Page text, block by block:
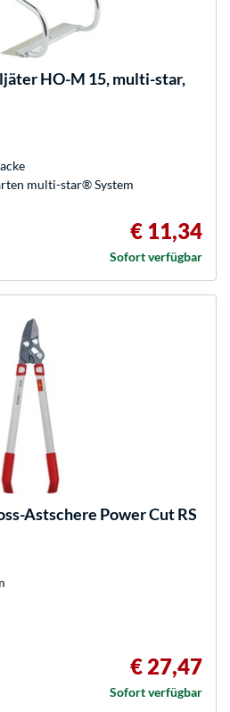
HO-M 15, multi-star,
multi-star® System
€ 11,34
Sofort verfügbar
Astschere Power Cut RS
€ 27,47
Sofort verfügbar